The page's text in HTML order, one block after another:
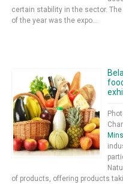
certain stability in the sector.
of the year was the expo...
of products, offering products